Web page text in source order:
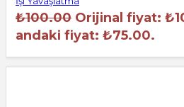
₺100.00 Orijinal fiyat:
andaki fiyat: ₺75.00.